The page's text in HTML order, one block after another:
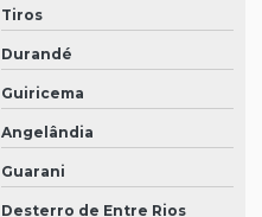
Tiros
Durandé
Guiricema
Angelândia
Guarani
Desterro de Entre Rios